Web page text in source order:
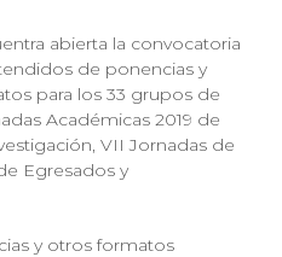
abierta la convocatoria
de ponencias y
para los 33 grupos de
Académicas 2019 de
VII Jornadas de
Egresados y
y otros formatos